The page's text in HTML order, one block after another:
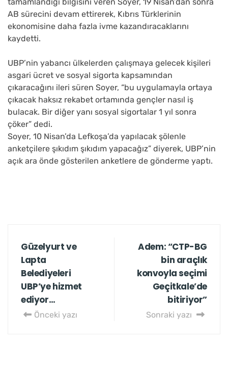
AB sürecini devam ettirerek, Kıbrıs Türklerinin
ekonomisine daha fazla ivme kazandıracaklarını
kaydetti.
UBP’nin yabancı ülkelerden çalışmaya gelecek kişileri
asgari ücret ve sosyal sigorta kapsamından
çıkaracağını ileri süren Soyer, “bu uygulamayla ortaya
çıkacak haksız rekabet ortamında gençler nasıl iş
bulacak. Bir diğer yanı sosyal sigortalar 1 yıl sonra
çöker” dedi.
Soyer, 10 Nisan’da Lefkoşa’da yapılacak şölenle
anketçilere şıkıdım şıkıdım yapacağız” diyerek, UBP’nin
açık ara önde gösterilen anketlere de gönderme yaptı.
Güzelyurt ve
Lapta
Belediyeleri
UBP’ye hizmet
ediyor…
Önceki yazı
Adem: “CTP-BG
bin araçlık
konvoyla seçimi
Geçitkale’de
bitiriyor”
Sonraki yazı